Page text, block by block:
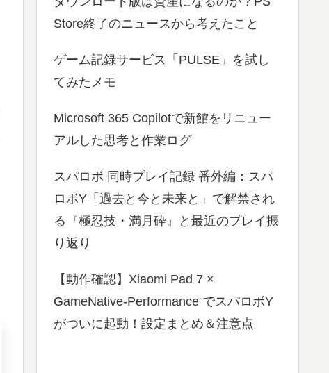
Store終了のニュースから考えたこと
ゲーム記録サービス「PULSE」を試し
てみたメモ
Microsoft 365 Copilotで新館をリニュー
アルした思考と作業ログ
スパロボ 同時プレイ記録 番外編：スパ
ロボY「過去と今と未来と」で解禁され
る『極忍技・満月砕』と最近のプレイ振
り返り
【動作確認】Xiaomi Pad 7 ×
GameNative-Performance でスパロボY
がついに起動！設定まとめ＆注意点